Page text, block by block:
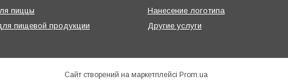
пиццы
пищевой продукции
Нанесение логотипа
Другие услуги
Сайт створений на маркетплейсі Prom.ua